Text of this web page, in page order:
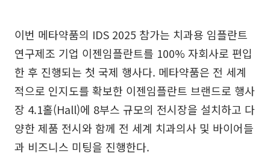
이번 메타약품의 IDS 2025 참가는 치과용 임플란트
연구제조 기업 이젠임플란트를 100% 자회사로 편입
한 후 진행되는 첫 국제 행사다. 메타약품은 전 세계
적으로 인지도를 확보한 이젠임플란트 브랜드로 행사
장 4.1홀(Hall)에 8부스 규모의 전시장을 설치하고 다
양한 제품 전시와 함께 전 세계 치과의사 및 바이어들
과 비즈니스 미팅을 진행한다.